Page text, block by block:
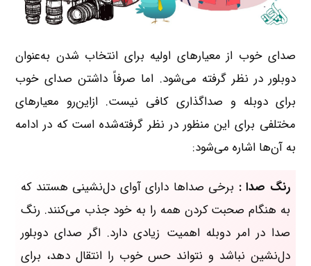
صدای خوب از معیارهای اولیه برای انتخاب شدن به‌عنوان
دوبلور در نظر گرفته می‌شود. اما صرفاً داشتن صدای خوب
برای دوبله و صداگذاری کافی نیست. ازاین‌رو معیارهای
مختلفی برای این منظور در نظر گرفته‌شده است که در ادامه
به آن‌ها اشاره می‌شود:
رنگ صدا : برخی صداها دارای آوای دل‌نشینی هستند که
به هنگام صحبت کردن همه را به خود جذب می‌کنند. رنگ
صدا در امر دوبله اهمیت زیادی دارد. اگر صدای دوبلور
دل‌نشین نباشد و نتواند حس خوب را انتقال دهد، برای